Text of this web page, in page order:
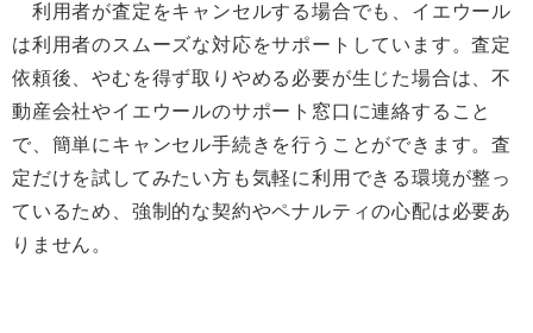
利用者が査定をキャンセルする場合でも、イエウール
は利用者のスムーズな対応をサポートしています。査定
依頼後、やむを得ず取りやめる必要が生じた場合は、不
動産会社やイエウールのサポート窓口に連絡すること
で、簡単にキャンセル手続きを行うことができます。査
定だけを試してみたい方も気軽に利用できる環境が整っ
ているため、強制的な契約やペナルティの心配は必要あ
りません。